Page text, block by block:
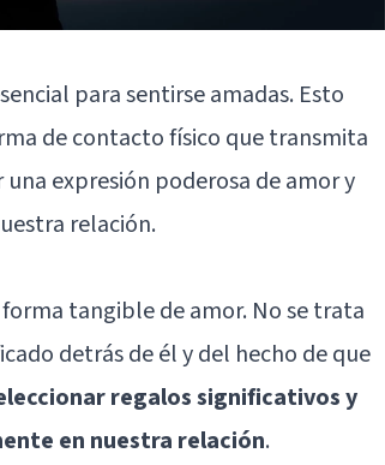
para sentirse amadas. Esto
de contacto físico que transmita
expresión poderosa de amor y
relación.
tangible de amor. No se trata
detrás de él y del hecho de que
regalos significativos y
en nuestra relación.